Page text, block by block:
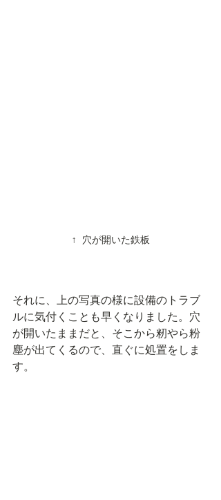
↑ 穴が開いた鉄板
それに、上の写真の様に設備のトラブ
ルに気付くことも早くなりました。穴
が開いたままだと、そこから籾やら粉
塵が出てくるので、直ぐに処置をしま
す。